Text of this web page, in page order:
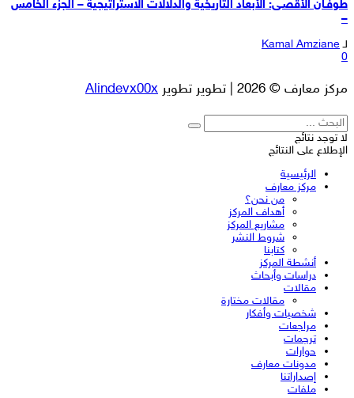
طوفـان الأقصـى: الأبعاد التاريخية والدلالات الاستراتيجية – الجزء الخامس
–
لـ Kamal Amziane
0
مركز معارف © 2026 | تطوير تطوير Alindevx00x
لا توجد نتائج
الإطلاع على النتائج
الرئيسية
مركز معارف
من نحن؟
أهداف المركز
مشاريع المركز
شروط النشر
كتابنا
أنشطة المركز
دراسات وأبحاث
مقالات
مقالات مختارة
شخصيات وأفكار
مراجعات
ترجمات
حوارات
مدونات معارف
إصداراتنا
ملفات